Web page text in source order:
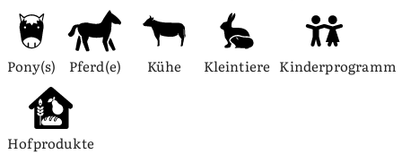
Pony(s) Pferd(e) Kühe Kleintiere Kinderprogramm
Hofprodukte